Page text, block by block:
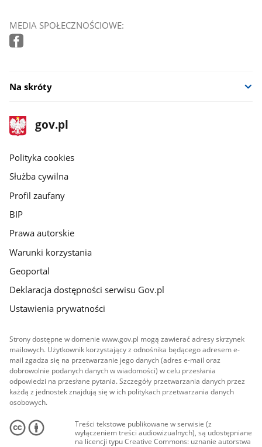
MEDIA SPOŁECZNOŚCIOWE:
Na skróty
stopka
gov.pl
Strona
gov.pl
gov.pl
Polityka cookies
Służba cywilna
Profil zaufany
BIP
Prawa autorskie
Warunki korzystania
Geoportal
Deklaracja dostępności serwisu Gov.pl
Ustawienia prywatności
Strony dostępne w domenie www.gov.pl mogą zawierać adresy skrzynek
mailowych. Użytkownik korzystający z odnośnika będącego adresem e-
mail zgadza się na przetwarzanie jego danych (adres e-mail oraz
dobrowolnie podanych danych w wiadomości) w celu przesłania
odpowiedzi na przesłane pytania. Szczegóły przetwarzania danych przez
każdą z jednostek znajdują się w ich politykach przetwarzania danych
osobowych.
Treści tekstowe publikowane w serwisie (z
wyłączeniem treści audiowizualnych), są udostępniane
na licencji typu Creative Commons: uznanie autorstwa